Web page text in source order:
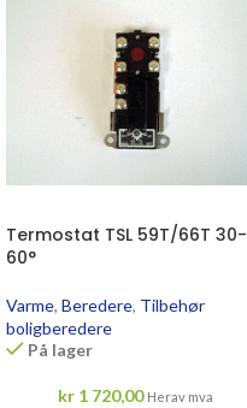
Termostat TSL 59T/66T 30-
60°
Varme, Beredere, Tilbehør
boligberedere
På lager
kr1 720,00 Herav mva